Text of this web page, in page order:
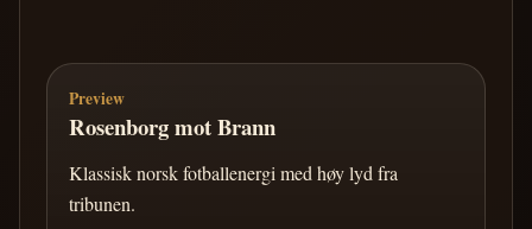
Preview
Rosenborg mot Brann
Klassisk norsk fotballenergi med høy lyd fra
tribunen.